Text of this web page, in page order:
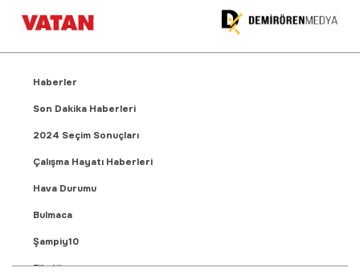
Haberler
Son Dakika Haberleri
2024 Seçim Sonuçları
Çalışma Hayatı Haberleri
Hava Durumu
Bulmaca
Şampiy10
Fikstür